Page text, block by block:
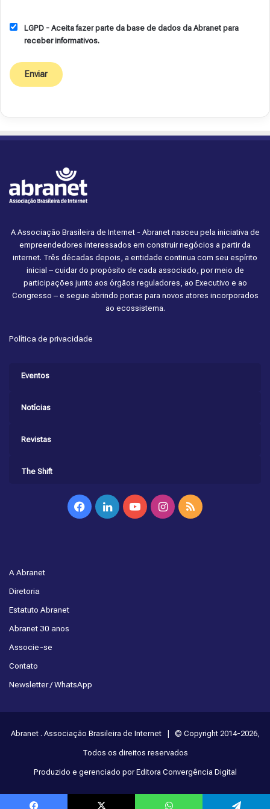
LGPD - Aceita fazer parte da base de dados da Abranet para
receber informativos.
A Associação Brasileira de Internet - Abranet nasceu pela iniciativa de
empreendedores interessados em construir negócios a partir da
internet. Três décadas depois, a entidade continua com seu espírito
inicial – cuidar do propósito de cada associado, por meio de
participações junto aos órgãos reguladores, ao Executivo e ao
Congresso – e segue abrindo portas para novos atores incorporados
ao ecossistema.
Política de privacidade
Eventos
Notícias
Revistas
The Shift
FacebookLinkedinYouTubeInstagram
RSS
A Abranet
Diretoria
Estatuto Abranet
Abranet 30 anos
Associe-se
Contato
Newsletter / WhatsApp
Abranet . Associação Brasileira de Internet | © Copyright 2014-2026,
Todos os direitos reservados
Produzido e gerenciado por Editora Convergência Digital